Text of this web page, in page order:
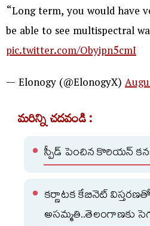
“Long term, you would have
be able to see multispectral
pic.twitter.com/Obyipn5cmI
— Elonogy (@ElonogyX)
మరిన్ని చదవండి :
స్పీడ్ పెంచిన కొరియన్
కర్ణాటక కేబినెట్
అసమ్మతి..తెలంగాణకు